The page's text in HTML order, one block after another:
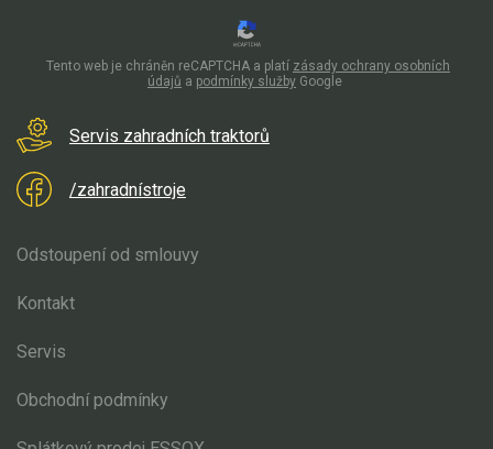
Elektrocentrály
Štěpkovače a drtiče
Elektrické skútry
Elektrické tříkolky
Elektrické tříkolky pro seniory
Elektrické tříkolky pracovní
Servis zahradních traktorů
/zahradnístroje
Odstoupení od smlouvy
Kontakt
Servis
Obchodní podmínky
Tento web je chráněn reCAPTCHA a platí zásady ochrany osobních
údajů a podmínky služby Google